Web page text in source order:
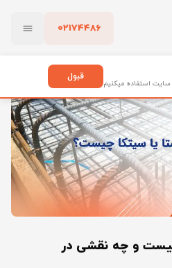
02174486
پاک کردن
نقشی در ساختمان‌سازی دارد؟
و چه نقشی در
سایت استفاده میکنیم
قبول